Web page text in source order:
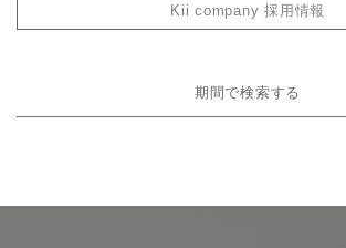
Kii company 採用情報
期間で検索する